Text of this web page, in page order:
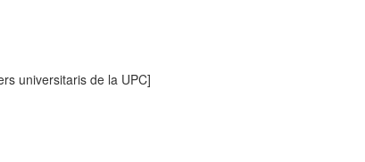
universitaris de la UPC]